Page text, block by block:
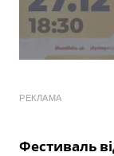
РЕКЛАМА
Фестиваль